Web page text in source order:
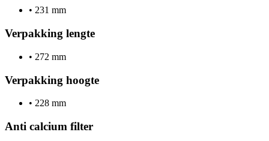
• 231 mm
Verpakking lengte
• 272 mm
Verpakking hoogte
• 228 mm
Anti calcium filter